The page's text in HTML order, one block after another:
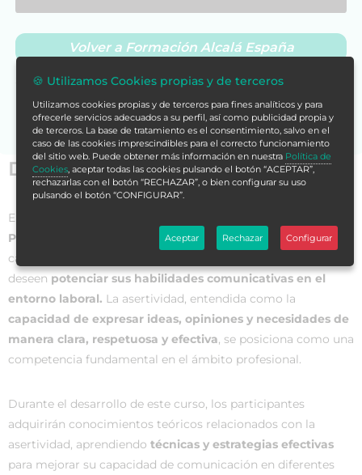
Datos generales
El
Profesional: Desarrollo de Habilidadeses una formación de
carácter académico diseñada para aquellos profesionales que
deseen potenciar sus habilidades comunicativas en el
entorno laboral. La asertividad, entendida como la
capacidad de expresar ideas, opiniones y necesidades de
manera clara, respetuosa y efectiva, se posiciona como una
competencia fundamental en el ámbito profesional.
Durante el desarrollo de este curso, los participantes
adquirirán conocimientos teóricos relacionados con la
asertividad, aprendiendo técnicas y estrategias efectivas
para mejorar su capacidad de comunicación en diferentes
Volver a Formación Alcalá España
Si no encuentras la formación en tu store,contáctanos
para asesorarte.
🍪 Utilizamos Cookies propias y de terceros
Utilizamos cookies propias y de terceros para fines analíticos y para
ofrecerle servicios adecuados a su perfil, así como publicidad propia y
de terceros. La base de tratamiento es el consentimiento, salvo en el
caso de las cookies imprescindibles para el correcto funcionamiento
del sitio web. Puede obtener más información en nuestra Política de
Cookies , aceptar todas las cookies pulsando el botón “ACEPTAR”,
rechazarlas con el botón “RECHAZAR”, o bien configurar su uso
pulsando el botón “CONFIGURAR”.
Aceptar Rechazar Configurar